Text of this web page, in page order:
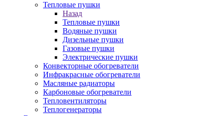
Тепловые пушки
Назад
Тепловые пушки
Водяные пушки
Дизельные пушки
Газовые пушки
Электрические пушки
Конвекторные обогреватели
Инфракрасные обогреватели
Масляные радиаторы
Карбоновые обогреватели
Тепловентиляторы
Теплогенераторы